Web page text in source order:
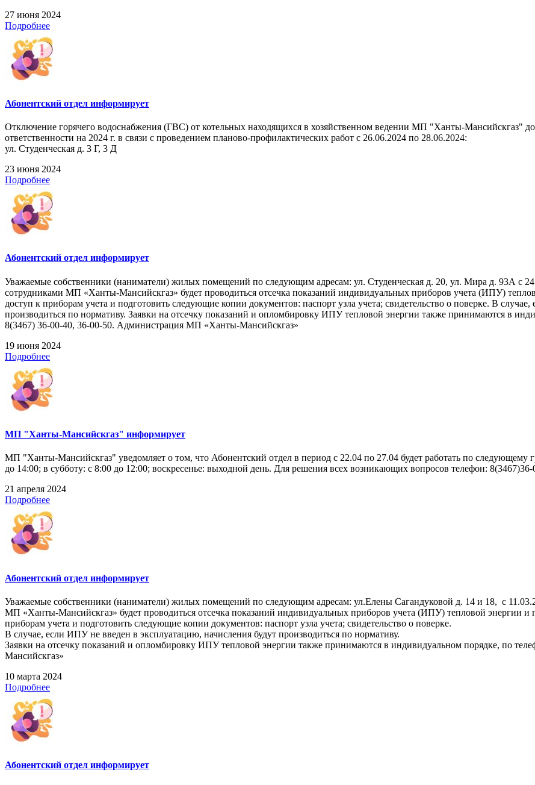
27 июня 2024
Подробнее
Абонентский отдел информирует
Отключение горячего водоснабжения (ГВС) от котельных находящихся в хозяйственном ведении МП "Ханты-Мансийскгаз"
ответственности на 2024 г. в связи с проведением планово-профилактических работ с 26.06.2024 по 28.06.2024:
ул. Студенческая д. 3 Г, 3 Д
23 июня 2024
Подробнее
Абонентский отдел информирует
Уважаемые собственники (наниматели) жилых помещений по следующим адресам: ул. Студенческая д. 20, ул. Мира д. 93А с
сотрудниками МП «Ханты-Мансийскгаз» будет проводиться отсечка показаний индивидуальных приборов учета (ИПУ)
доступ к приборам учета и подготовить следующие копии документов: паспорт узла учета; свидетельство о поверке. В
производиться по нормативу. Заявки на отсечку показаний и опломбировку ИПУ тепловой энергии также принимаются в
8(3467) 36-00-40, 36-00-50. Администрация МП «Ханты-Мансийскгаз»
19 июня 2024
Подробнее
МП "Ханты-Мансийскгаз" информирует
МП "Ханты-Мансийскгаз" уведомляет о том, что Абонентский отдел в период с 22.04 по 27.04 будет работать по следующему
до 14:00; в субботу: с 8:00 до 12:00; воскресенье: выходной день. Для решения всех возникающих вопросов телефон: 8(3467)36-
21 апреля 2024
Подробнее
Абонентский отдел информирует
Уважаемые собственники (наниматели) жилых помещений по следующим адресам: ул.Елены Сагандуковой д. 14 и 18, с
МП «Ханты-Мансийскгаз» будет проводиться отсечка показаний индивидуальных приборов учета (ИПУ) тепловой энергии и
приборам учета и подготовить следующие копии документов: паспорт узла учета; свидетельство о поверке.
В случае, если ИПУ не введен в эксплуатацию, начисления будут производиться по нормативу.
Заявки на отсечку показаний и опломбировку ИПУ тепловой энергии также принимаются в индивидуальном порядке, по
Мансийскгаз»
10 марта 2024
Подробнее
Абонентский отдел информирует